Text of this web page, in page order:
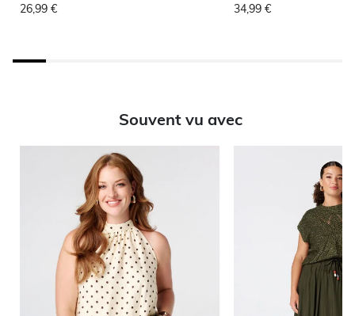
26,99 € 34,99 €
Souvent vu avec